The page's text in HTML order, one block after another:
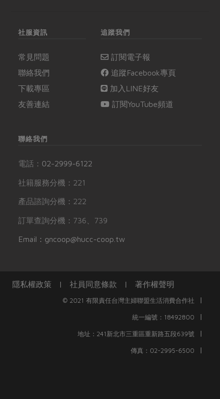
社服資訊
常見問題
聯絡我們
下載專區
友善連結
追蹤我們
訂閱電子報
追蹤Facebook專頁
加入LINE好友
訂閱YouTube頻道
聯絡我們
電話： 02-2999-6122
社籍服務分機：221
產品諮詢分機：222
訂單查詢分機：736、739
Email：gncoop@hucc-coop.tw
隱私權政策 | 社員同意條款 | 著作權聲明
© 2021 有限責任台灣主婦聯盟生活消費合作社 |
統一編號：18492800 |
地址：241新北市三重區重新路五段639號 |
傳真：02-2995-6500 |